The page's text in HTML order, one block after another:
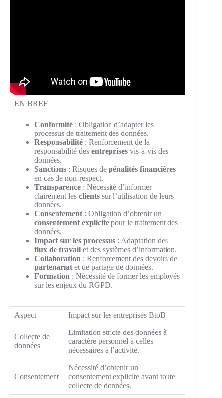
EN BREF
Conformité : Obligation d’adapter les
processus de traitement des données.
Responsabilité : Renforcement de la
responsabilité des entreprises vis-à-vis des
données.
Sanctions : Risques de pénalités financières
en cas de non-respect.
Transparence : Nécessité d’informer
clairement les clients sur l’utilisation de leurs
données.
Consentement : Obligation d’obtenir un
consentement explicite pour le traitement des
données.
Impact sur les processus : Adaptation des
flux de travail et des systèmes d’information.
Collaboration : Renforcement des devoirs de
partenariat et de partage de données.
Formation : Nécessité de former les employés
sur les enjeux du RGPD.
Aspect Impact sur les entreprises BtoB
Collecte de
données
Limitation stricte des données à
caractère personnel à celles
nécessaires à l’activité.
Consentement
Nécessité d’obtenir un
consentement explicite avant toute
collecte de données.